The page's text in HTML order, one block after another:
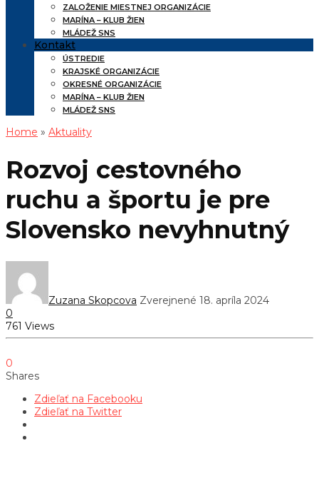
ZALOŽENIE MIESTNEJ ORGANIZÁCIE
MARÍNA – KLUB ŽIEN
MLÁDEŽ SNS
Kontakt
ÚSTREDIE
KRAJSKÉ ORGANIZÁCIE
OKRESNÉ ORGANIZÁCIE
MARÍNA – KLUB ŽIEN
MLÁDEŽ SNS
Home » Aktuality
Rozvoj cestovného
ruchu a športu je pre
Slovensko nevyhnutný
Zuzana Skopcova Zverejnené 18. apríla 2024
0
761 Views
0
Shares
Zdieľať na Facebooku
Zdieľať na Twitter